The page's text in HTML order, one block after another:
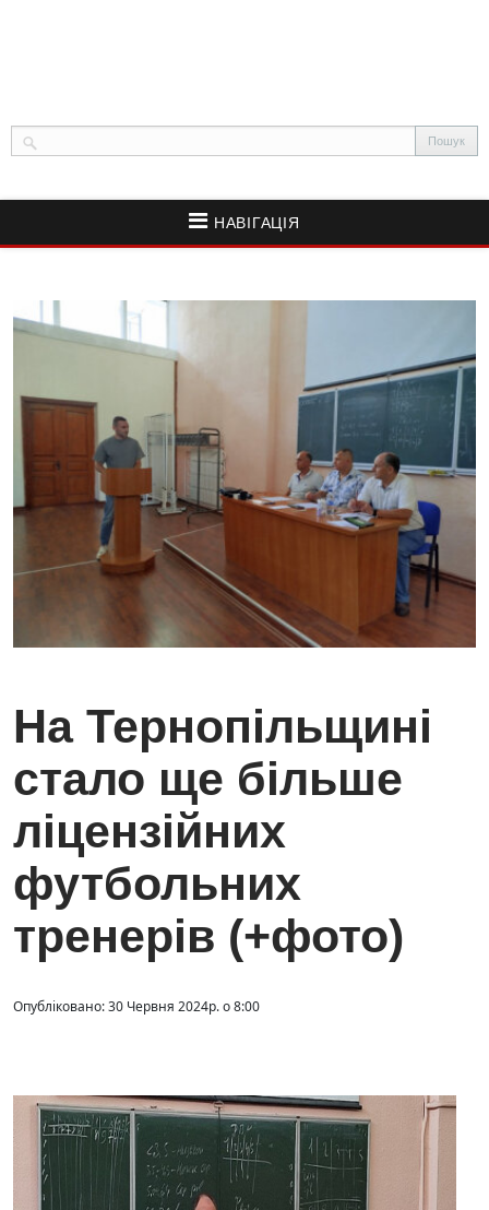
НАВІГАЦІЯ
На Тернопільщині
стало ще більше
ліцензійних
футбольних
тренерів (+фото)
Опубліковано: 30 Червня 2024р. о 8:00